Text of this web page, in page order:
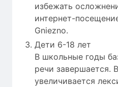
избежать
интернет-
Gniezno.
Дети 6-18 лет
В школьные годы
речи завершается.
увеличивается